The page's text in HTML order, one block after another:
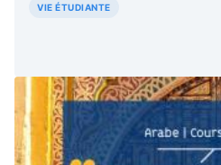
VIE ÉTUDIANTE